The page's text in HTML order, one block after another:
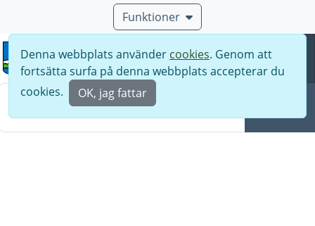
Funktioner
Meny
Denna webbplats använder cookies. Genom att
fortsätta surfa på denna webbplats accepterar du
cookies.
OK, jag fattar